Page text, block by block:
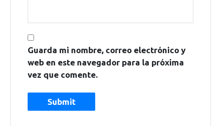
Guarda mi nombre, correo electrónico y
web en este navegador para la próxima
vez que comente.